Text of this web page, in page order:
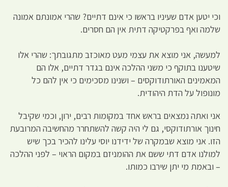
וכי יטען אדם שעיניו בראשו כי אינם דתיים? שהרי אמונתם אמונה
שלמה ואף בפרקטיקה דתית אין הם חסרים.
למעשה, אני מוצא את עצמי מעט מאוכזב מתגובתך: שהרי אלו
שיטענו בתוקף כי משני ההלכה אינם בגדר דתיים, אלו הם
המאמינים האורתודוקסים – ושנינו מסכימים כי אין להם כל
מונופול על הדת היהודית.
אני ואתה נמצאים בראש אחד במקומות רבים, ירון, וכמי שקיבל
חינוך אורתודוקסי, גם לי היה קשה להשתחרר מהחשיבה המרובעת
הזו. אני מוצא שבמקרה של ידידנו יוסי עלינו להכיר בכך שיש
למולנו אדם דתי ששם את ההומניזם במקום הראוי – לפני ההלכה
– ובאמת מי יתן שירבו כמותו.